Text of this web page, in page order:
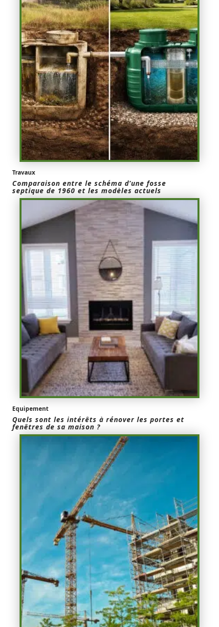
Travaux
Comparaison entre le schéma d’une fosse
septique de 1960 et les modèles actuels
Equipement
Quels sont les intérêts à rénover les portes et
fenêtres de sa maison ?